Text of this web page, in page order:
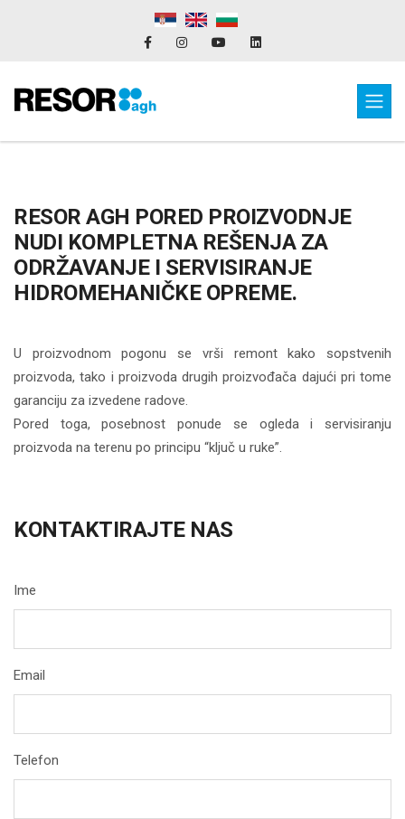
RESOR AGH PORED PROIZVODNJE
NUDI KOMPLETNA REŠENJA ZA
ODRŽAVANJE I SERVISIRANJE
HIDROMEHANIČKE OPREME.
U proizvodnom pogonu se vrši remont kako sopstvenih
proizvoda, tako i proizvoda drugih proizvođača dajući pri tome
garanciju za izvedene radove.
Pored toga, posebnost ponude se ogleda i servisiranju
proizvoda na terenu po principu “ključ u ruke”.
KONTAKTIRAJTE NAS
Ime
Email
Telefon